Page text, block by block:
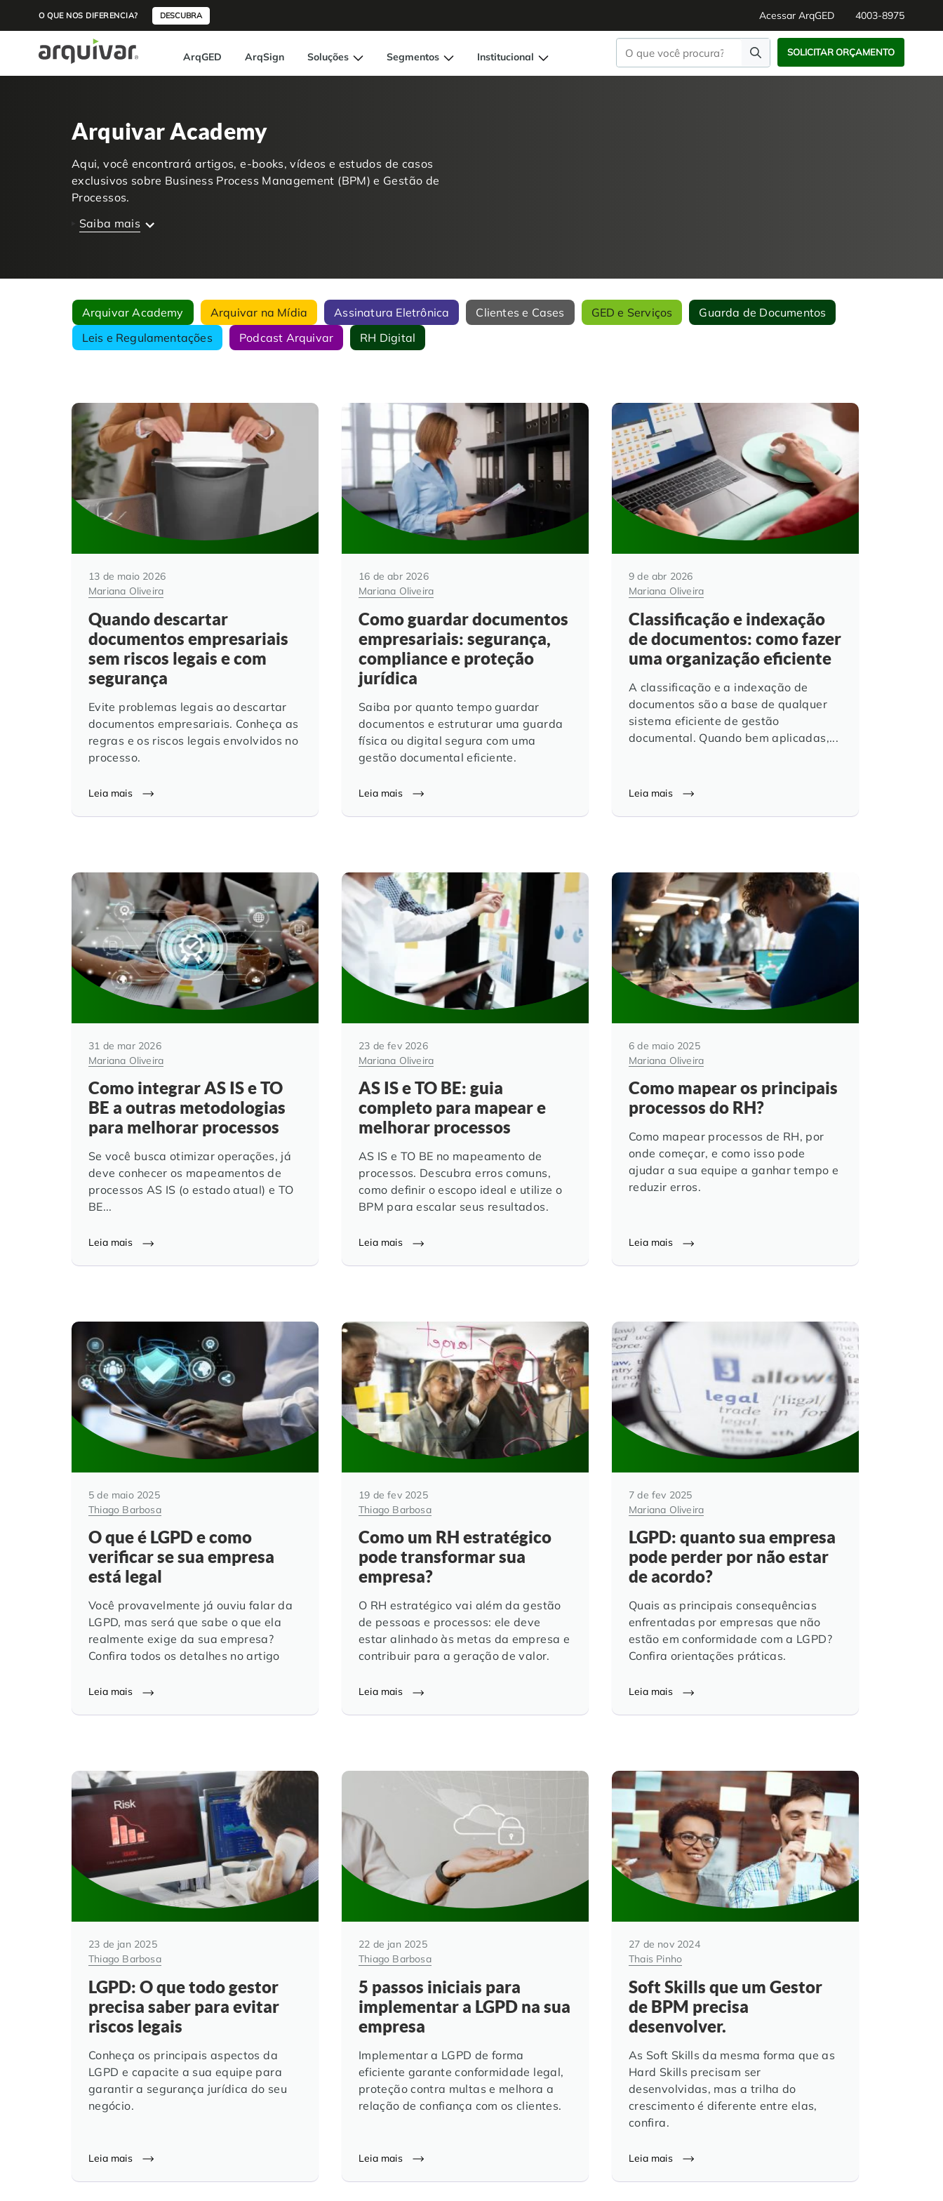
O QUE NOS DIFERENCIA? DESCUBRA Acessar ArqGED 4003-8975
ArqGED ArqSign Soluções Segmentos Institucional SOLICITAR ORÇAMENTO
Arquivar Academy
Aqui, você encontrará artigos, e-books, vídeos e estudos de casos
exclusivos sobre Business Process Management (BPM) e Gestão de
Processos.
Saiba mais
Arquivar Academy Arquivar na Mídia Assinatura Eletrônica Clientes e Cases GED e Serviços
Guarda de Documentos
Leis e Regulamentações
Podcast Arquivar RH Digital
13 de maio 2026
Mariana Oliveira
Quando descartar
documentos empresariais
sem riscos legais e com
segurança
Evite problemas legais ao descartar
documentos empresariais. Conheça as
regras e os riscos legais envolvidos no
processo.
Leia mais
16 de abr 2026
Mariana Oliveira
Como guardar documentos
empresariais: segurança,
compliance e proteção
jurídica
Saiba por quanto tempo guardar
documentos e estruturar uma guarda
física ou digital segura com uma
gestão documental eficiente.
Leia mais
9 de abr 2026
Mariana Oliveira
Classificação e indexação
de documentos: como fazer
uma organização eficiente
A classificação e a indexação de
documentos são a base de qualquer
sistema eficiente de gestão
documental. Quando bem aplicadas,...
Leia mais
31 de mar 2026
Mariana Oliveira
Como integrar AS IS e TO
BE a outras metodologias
para melhorar processos
Se você busca otimizar operações, já
deve conhecer os mapeamentos de
processos AS IS (o estado atual) e TO
BE...
Leia mais
23 de fev 2026
Mariana Oliveira
AS IS e TO BE: guia
completo para mapear e
melhorar processos
AS IS e TO BE no mapeamento de
processos. Descubra erros comuns,
como definir o escopo ideal e utilize o
BPM para escalar seus resultados.
Leia mais
6 de maio 2025
Mariana Oliveira
Como mapear os principais
processos do RH?
Como mapear processos de RH, por
onde começar, e como isso pode
ajudar a sua equipe a ganhar tempo e
reduzir erros.
Leia mais
5 de maio 2025
Thiago Barbosa
O que é LGPD e como
verificar se sua empresa
está legal
Você provavelmente já ouviu falar da
LGPD, mas será que sabe o que ela
realmente exige da sua empresa?
Confira todos os detalhes no artigo
Leia mais
19 de fev 2025
Thiago Barbosa
Como um RH estratégico
pode transformar sua
empresa?
O RH estratégico vai além da gestão
de pessoas e processos: ele deve
estar alinhado às metas da empresa e
contribuir para a geração de valor.
Leia mais
7 de fev 2025
Mariana Oliveira
LGPD: quanto sua empresa
pode perder por não estar
de acordo?
Quais as principais consequências
enfrentadas por empresas que não
estão em conformidade com a LGPD?
Confira orientações práticas.
Leia mais
23 de jan 2025
Thiago Barbosa
LGPD: O que todo gestor
precisa saber para evitar
riscos legais
Conheça os principais aspectos da
LGPD e capacite a sua equipe para
garantir a segurança jurídica do seu
negócio.
Leia mais
22 de jan 2025
Thiago Barbosa
5 passos iniciais para
implementar a LGPD na sua
empresa
Implementar a LGPD de forma
eficiente garante conformidade legal,
proteção contra multas e melhora a
relação de confiança com os clientes.
Leia mais
27 de nov 2024
Thais Pinho
Soft Skills que um Gestor
de BPM precisa
desenvolver.
As Soft Skills da mesma forma que as
Hard Skills precisam ser
desenvolvidas, mas a trilha do
crescimento é diferente entre elas,
confira.
Leia mais